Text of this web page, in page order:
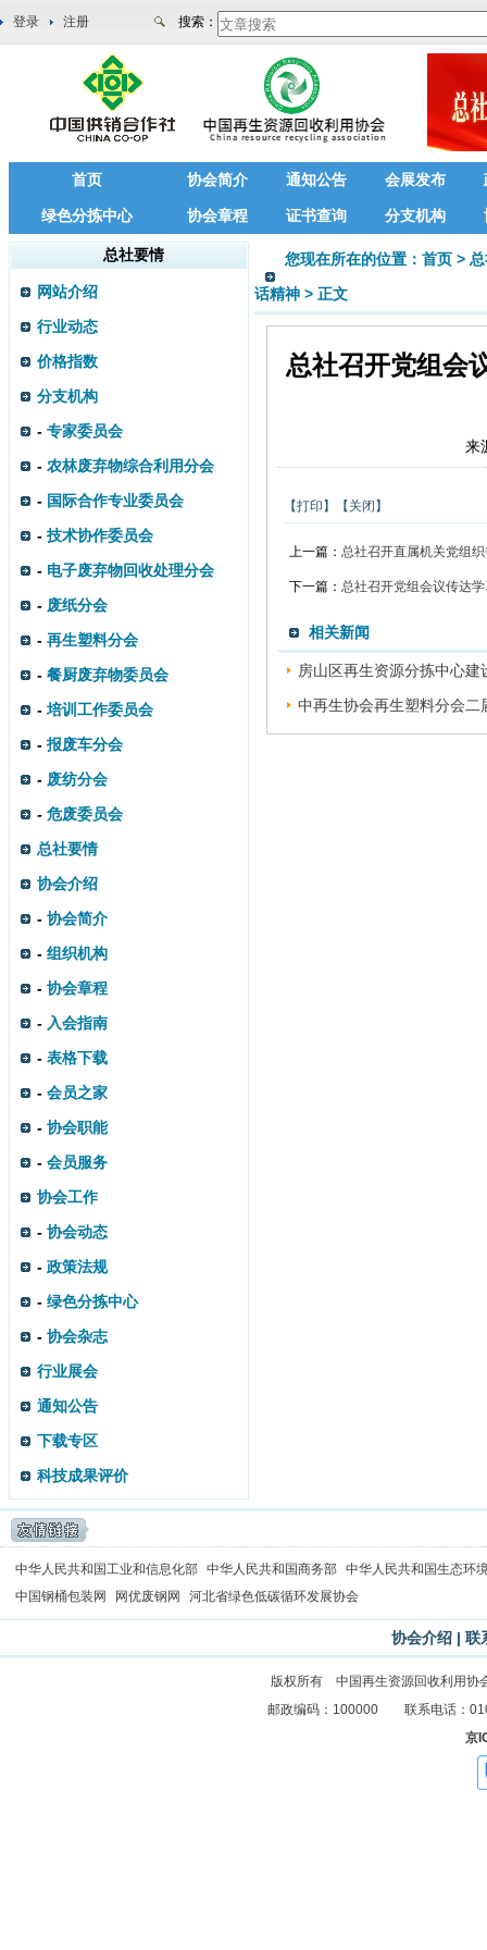
登录 注册 搜索：
首页 协会简介 通知公告 会展发布
绿色分拣中心 协会章程 证书查询 分支机构
总社要情
网站介绍
行业动态
价格指数
分支机构
- 专家委员会
- 农林废弃物综合利用分会
- 国际合作专业委员会
- 技术协作委员会
- 电子废弃物回收处理分会
- 废纸分会
- 再生塑料分会
- 餐厨废弃物委员会
-培训工作委员会
- 报废车分会
- 废纺分会
- 危废委员会
总社要情
协会介绍
- 协会简介
- 组织机构
- 协会章程
- 入会指南
- 表格下载
- 会员之家
- 协会职能
- 会员服务
协会工作
- 协会动态
- 政策法规
- 绿色分拣中心
- 协会杂志
行业展会
通知公告
下载专区
科技成果评价
您现在所在的位置： 首页 >
话精神 > 正文
总社召开党组会
来
【打印】 【关闭】
上一篇： 总社召开直属机关党组
下一篇： 总社召开党组会议传达
相关新闻
房山区再生资源分拣中心建
中再生协会再生塑料分会二
中华人民共和国工业和信息化部 中华人民共和国商务部 中华人民共和国生态环
中国钢桶包装网
网优废钢网 河北省绿色低碳循环发展协会
协会介绍 | 联
版权所有 中国再生资源回收利用
邮政编码：100000 联系电话：
京